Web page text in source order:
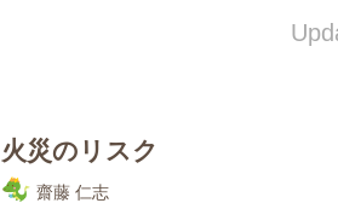
火災のリスク
齋藤 仁志